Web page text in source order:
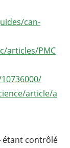
can-
articles/PMC
article/a
étant contrôlé